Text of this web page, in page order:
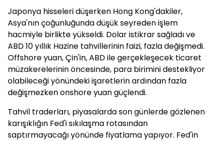
Japonya hisseleri düşerken Hong Kong'dakiler,
Asya'nın çoğunluğunda düşük seyreden işlem
hacmiyle birlikte yükseldi. Dolar istikrar sağladı ve
ABD 10 yıllık Hazine tahvillerinin faizi, fazla değişmedi.
Offshore yuan, Çin'in, ABD ile gerçekleşecek ticaret
müzakerelerinin öncesinde, para birimini destekliyor
olabileceği yönündeki işaretlerin ardından fazla
değişmezken onshore yuan güçlendi.
Tahvil traderları, piyasalarda son günlerde gözlenen
karışıklığın Fed'i sıkılaşma rotasından
saptırmayacağı yönünde fiyatlama yapıyor. Fed'in